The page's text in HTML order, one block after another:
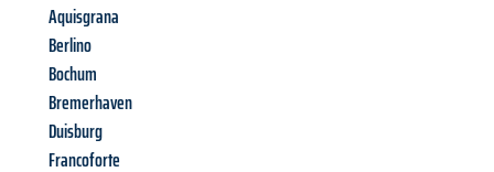
Aquisgrana
Berlino
Bochum
Bremerhaven
Duisburg
Francoforte